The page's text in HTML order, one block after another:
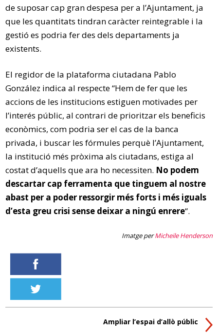
de suposar cap gran despesa per a l’Ajuntament, ja
que les quantitats tindran caràcter reintegrable i la
gestió es podria fer des dels departaments ja
existents.
El regidor de la plataforma ciutadana Pablo
González indica al respecte “Hem de fer que les
accions de les institucions estiguen motivades per
l’interés públic, al contrari de prioritzar els beneficis
econòmics, com podria ser el cas de la banca
privada, i buscar les fórmules perquè l’Ajuntament,
la institució més pròxima als ciutadans, estiga al
costat d’aquells que ara ho necessiten. No podem
descartar cap ferramenta que tinguem al nostre
abast per a poder ressorgir més forts i més iguals
d’esta greu crisi sense deixar a ningú enrere“.
Imatge perMicheile Henderson
Ampliar l’espai d’allò públic